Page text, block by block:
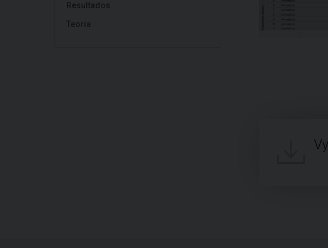
Resultados
Teoria